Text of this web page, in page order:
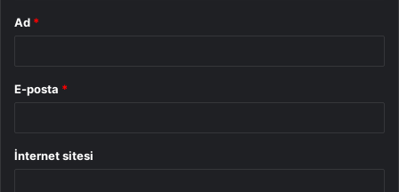
Ad *
E-posta *
İnternet sitesi